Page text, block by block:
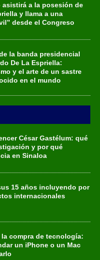
a la posesión de
y llama a una
desde el Congreso
la banda presidencial
De La Espriella:
y el arte de un sastre
en el mundo
César Gastélum: qué
y por qué
en Sinaloa
15 años incluyendo por
internacionales
compra de tecnología:
un iPhone o un Mac